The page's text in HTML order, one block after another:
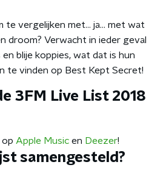
te vergelijken met... ja... met wat
droom? Verwacht in ieder geval
blije koppies, wat dat is hun
te vinden op Best Kept Secret!
3FM Live List 2018
op Apple Music en Deezer!
samengesteld?